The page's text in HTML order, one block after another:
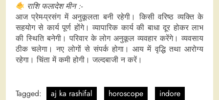
राशि फलादेश मीन :-
आज प्रेम-प्रसंग में अनुकूलता बनी रहेगी। किसी वरिष्ठ व्यक्ति के
सहयोग से कार्य पूर्ण होंगे। व्यापारिक कार्य की बाधा दूर होकर लाभ
की स्थिति बनेगी। परिवार के लोग अनुकूल व्यवहार करेंगे। व्यवसाय
ठीक चलेगा। नए लोगों से संपर्क होगा। आय में वृद्धि तथा आरोग्य
रहेगा। चिंता में कमी होगी। जल्दबाजी न करें।
Tagged: aj ka rashifal horoscope indore